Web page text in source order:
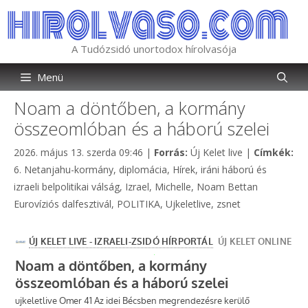
tartalomba
A Tudózsidó unortodox hírolvasója
Menü
Noam a döntőben, a kormány
összeomlóban és a háború szelei
2026. május 13. szerda 09:46 | Forrás: Kategória
Új Kelet live | Címkék:
Címkék
6. Netanjahu-kormány, diplomácia, Hírek, iráni háború és
izraeli belpolitikai válság, Izrael, Michelle, Noam Bettan
Eurovíziós dalfesztivál, POLITIKA, Ujkeletlive, zsnet